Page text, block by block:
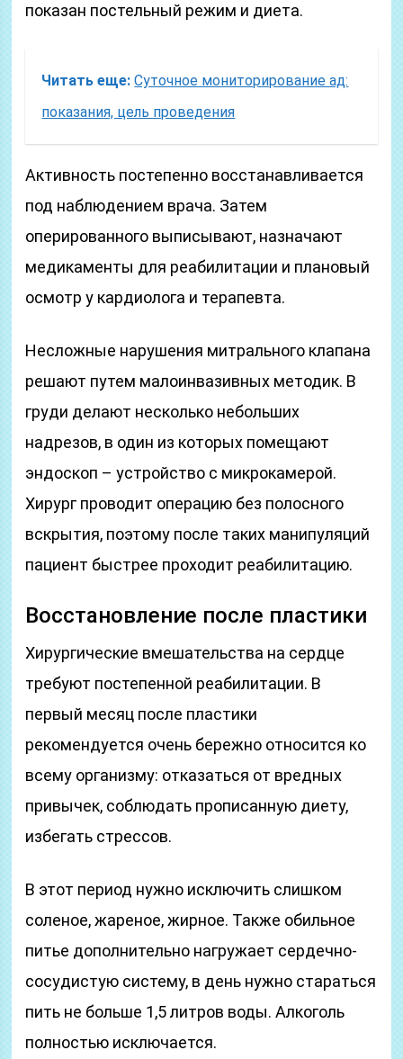
показан постельный режим и диета.
Читать еще: Суточное мониторирование ад:
показания, цель проведения
Активность постепенно восстанавливается
под наблюдением врача. Затем
оперированного выписывают, назначают
медикаменты для реабилитации и плановый
осмотр у кардиолога и терапевта.
Несложные нарушения митрального клапана
решают путем малоинвазивных методик. В
груди делают несколько небольших
надрезов, в один из которых помещают
эндоскоп – устройство с микрокамерой.
Хирург проводит операцию без полосного
вскрытия, поэтому после таких манипуляций
пациент быстрее проходит реабилитацию.
Восстановление после пластики
Хирургические вмешательства на сердце
требуют постепенной реабилитации. В
первый месяц после пластики
рекомендуется очень бережно относится ко
всему организму: отказаться от вредных
привычек, соблюдать прописанную диету,
избегать стрессов.
В этот период нужно исключить слишком
соленое, жареное, жирное. Также обильное
питье дополнительно нагружает сердечно-
сосудистую систему, в день нужно стараться
пить не больше 1,5 литров воды. Алкоголь
полностью исключается.